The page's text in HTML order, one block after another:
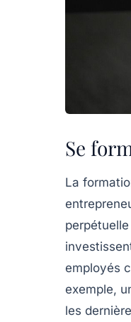
Se
La
employés
exemple,
les